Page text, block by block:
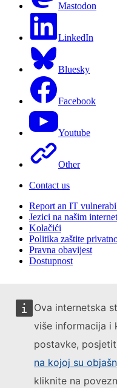
Ova internetska
više informacija i
postavke,
na kojoj su
kliknite na
Mastodon
LinkedIn
Bluesky
Facebook
Youtube
Other
Contact us
Report an IT
Jezici na našim
Kolačići
Politika zaštite
Pravna obavijest
Dostupnost